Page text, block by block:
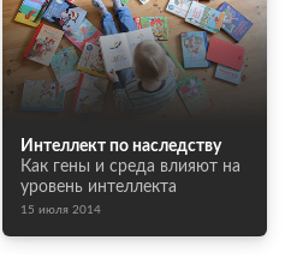
Интеллект по наследству
Как гены и среда влияют на
уровень интеллекта
15 июля 2014